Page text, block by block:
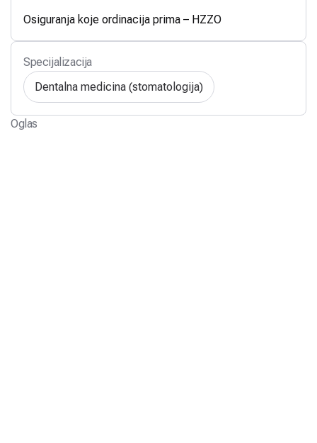
Osiguranja koje ordinacija prima – HZZO
Specijalizacija
Dentalna medicina (stomatologija)
Oglas